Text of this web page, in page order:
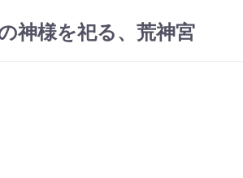
神様を祀る、荒神宮